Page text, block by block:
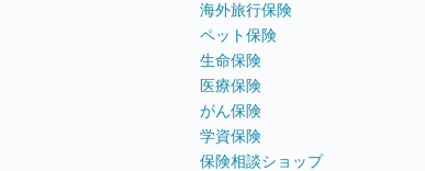
海外旅行保険
ペット保険
生命保険
医療保険
がん保険
学資保険
保険相談ショップ